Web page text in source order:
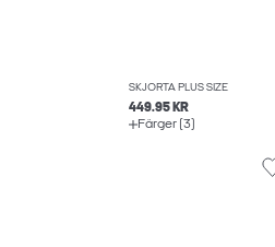
SKJORTA PLUS SIZE
449.95 KR
Färger (3)